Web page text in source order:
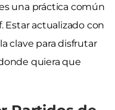
una práctica común
Estar actualizado con
clave para disfrutar
quiera que